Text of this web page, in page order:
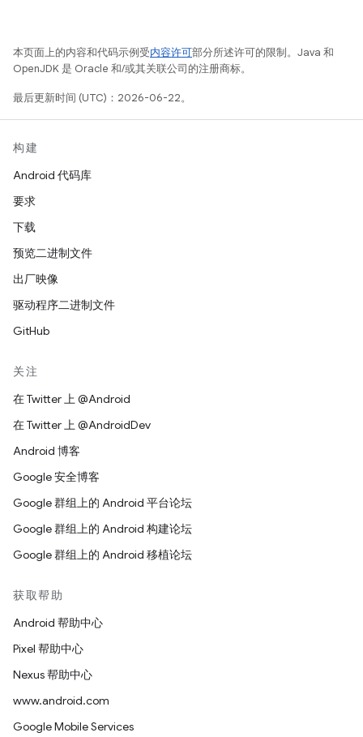
本页面上的内容和代码示例受内容许可部分所述许可的限制。Java 和
OpenJDK 是 Oracle 和/或其关联公司的注册商标。
最后更新时间 (UTC)：2026-06-22。
构建
Android 代码库
要求
下载
预览二进制文件
出厂映像
驱动程序二进制文件
GitHub
关注
在 Twitter 上 @Android
在 Twitter 上 @AndroidDev
Android 博客
Google 安全博客
Google 群组上的 Android 平台论坛
Google 群组上的 Android 构建论坛
Google 群组上的 Android 移植论坛
获取帮助
Android 帮助中心
Pixel 帮助中心
Nexus 帮助中心
www.android.com
Google Mobile Services